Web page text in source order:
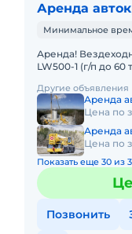
Аренда
Минимальное
Аренда! Вездеходный Короткобазный кран Komatsu
LW500-1 (г/п до 60
бездорожью, он
Другие объявления
Аренда
Цена по
Аренда
Цена по
Показать еще 30 из
Позвонить